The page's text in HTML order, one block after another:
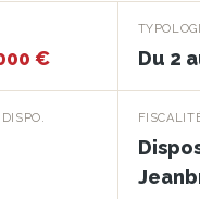
de
· 83170
€ Du 2